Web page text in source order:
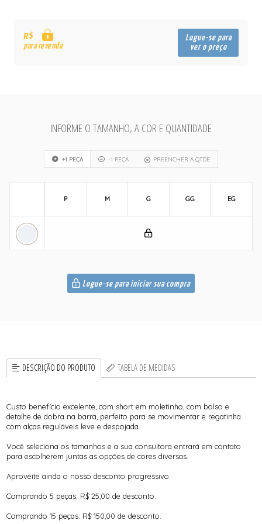
R$
para revenda
Logue-se para
ver o preço
INFORME O TAMANHO, A COR E QUANTIDADE
+1 PEÇA -1 PEÇA PREENCHER A QTDE
P M G GG EG
Logue-se para iniciar sua compra
DESCRIÇÃO DO PRODUTO TABELA DE MEDIDAS
Custo benefício excelente, com short em moletinho, com bolso e
detalhe de dobra na barra, perfeito para se movimentar e regatinha
com alças reguláveis leve e despojada.
Você seleciona os tamanhos e a sua consultora entrará em contato
para escolherem juntas as opções de cores diversas.
Aproveite ainda o nosso desconto progressivo:
Comprando 5 peças: R$ 25,00 de desconto.
Comprando 15 peças: R$ 150,00 de desconto.